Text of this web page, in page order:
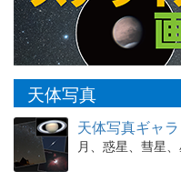
天体写真
天体写真ギャ
月、惑星、彗星